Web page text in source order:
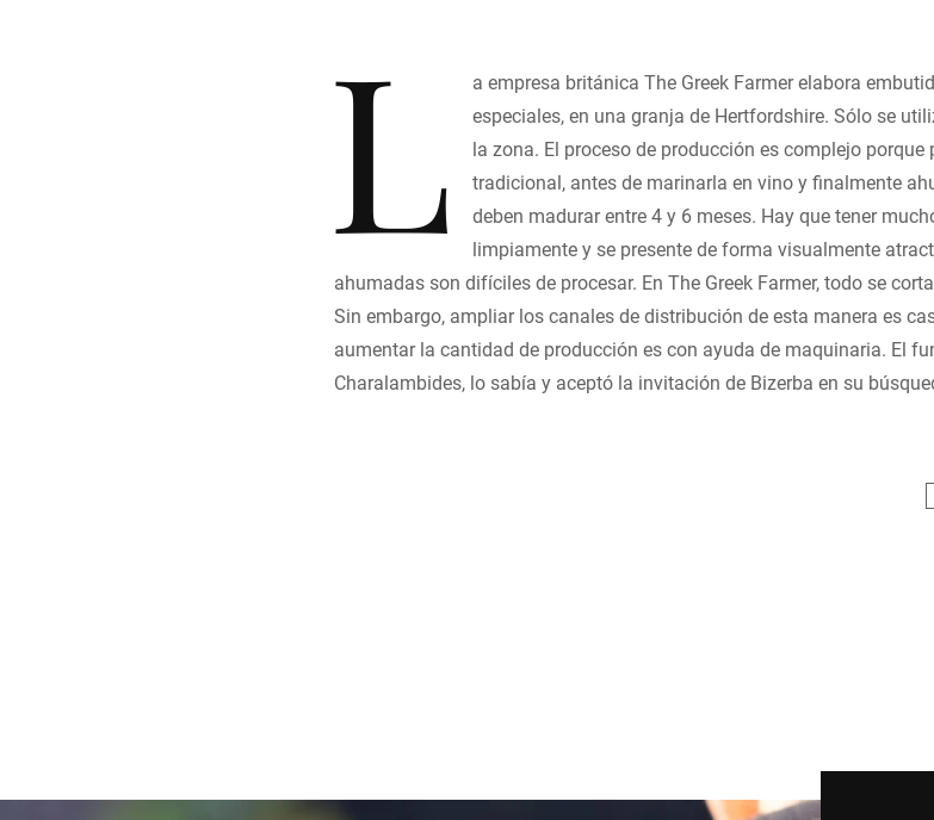
L
a empresa británica The Greek Farmer elabora
especiales, en una granja de Hertfordshire. Sólo se
la zona. El proceso de producción es complejo
tradicional, antes de marinarla en vino y finalmente
deben madurar entre 4 y 6 meses. Hay que tener
limpiamente y se presente de forma visualmente
ahumadas son difíciles de procesar. En The Greek Farmer, todo se
Sin embargo, ampliar los canales de distribución de esta manera es
aumentar la cantidad de producción es con ayuda de maquinaria. El
Charalambides, lo sabía y aceptó la invitación de Bizerba en su